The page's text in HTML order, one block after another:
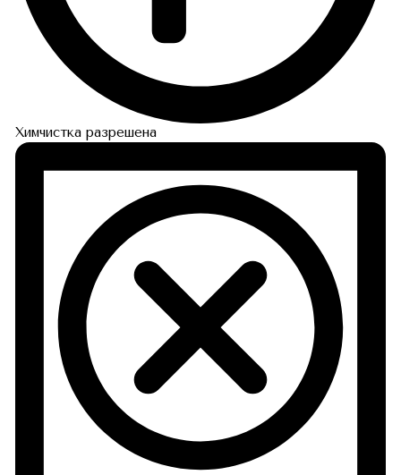
Химчистка разрешена